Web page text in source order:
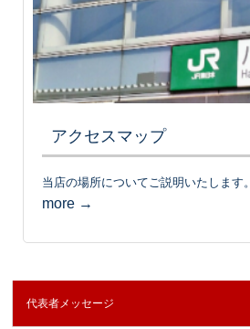
アクセスマップ
当店の場所についてご説明いたします。
more →
代表者メッセージ